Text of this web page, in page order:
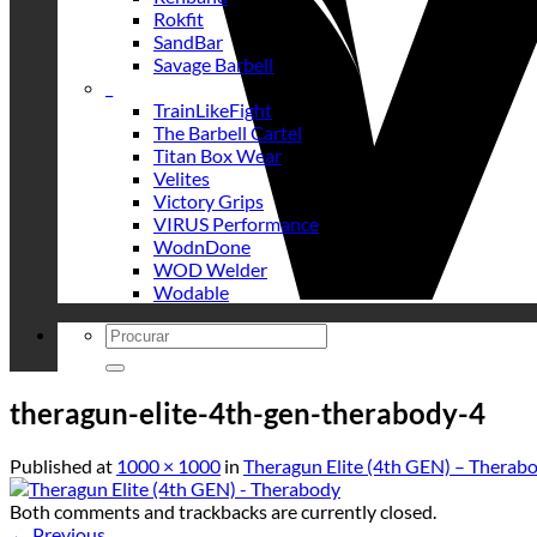
Rokfit
SandBar
Savage Barbell
TrainLikeFight
The Barbell Cartel
Titan Box Wear
Velites
Victory Grips
VIRUS Performance
WodnDone
WOD Welder
Wodable
Search
for:
theragun-elite-4th-gen-therabody-4
Published at 1000 × 1000 in Theragun Elite (4th GEN) –
Both comments and trackbacks are currently closed.